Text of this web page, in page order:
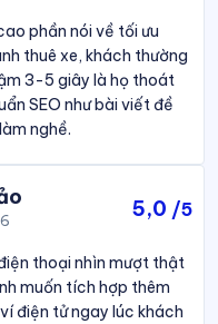
phần nói về tối ưu
thuê xe, khách thường
3-5 giây là họ thoát
SEO như bài viết đề
nghề.
5,0 /5
thoại nhìn mượt thật
muốn tích hợp thêm
điện tử ngay lúc khách